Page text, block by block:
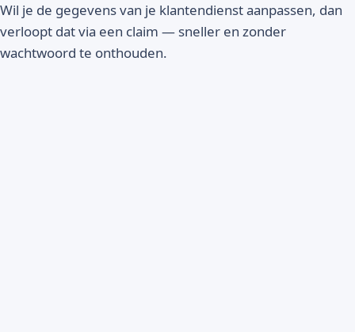
Wil je de gegevens van je klantendienst aanpassen, dan
verloopt dat via een claim — sneller en zonder
wachtwoord te onthouden.